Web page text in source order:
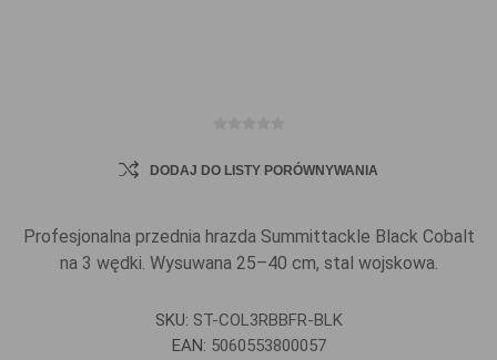
DODAJ DO LISTY PORÓWNYWANIA
Profesjonalna przednia hrazda Summittackle Black Cobalt
na 3 wędki. Wysuwana 25–40 cm, stal wojskowa.
SKU: ST-COL3RBBFR-BLK
EAN: 5060553800057